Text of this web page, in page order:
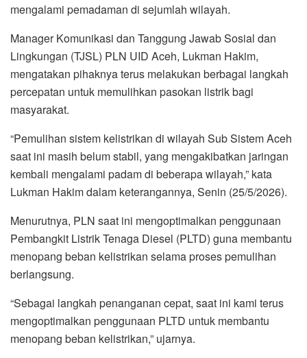
mengalami pemadaman di sejumlah wilayah.
Manager Komunikasi dan Tanggung Jawab Sosial dan
Lingkungan (TJSL) PLN UID Aceh, Lukman Hakim,
mengatakan pihaknya terus melakukan berbagai langkah
percepatan untuk memulihkan pasokan listrik bagi
masyarakat.
“Pemulihan sistem kelistrikan di wilayah Sub Sistem Aceh
saat ini masih belum stabil, yang mengakibatkan jaringan
kembali mengalami padam di beberapa wilayah,” kata
Lukman Hakim dalam keterangannya, Senin (25/5/2026).
Menurutnya, PLN saat ini mengoptimalkan penggunaan
Pembangkit Listrik Tenaga Diesel (PLTD) guna membantu
menopang beban kelistrikan selama proses pemulihan
berlangsung.
“Sebagai langkah penanganan cepat, saat ini kami terus
mengoptimalkan penggunaan PLTD untuk membantu
menopang beban kelistrikan,” ujarnya.